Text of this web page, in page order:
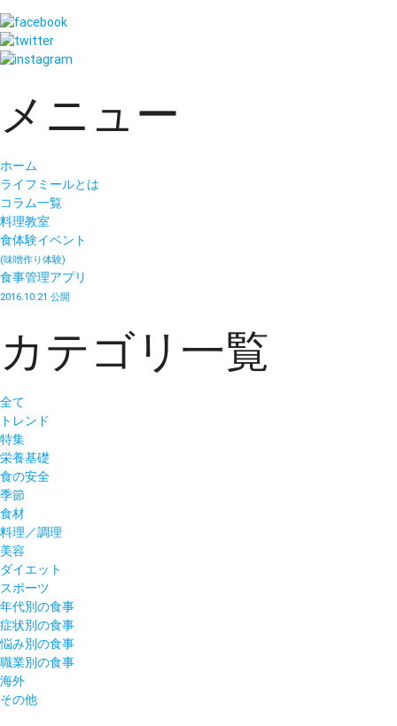
メニュー
ホーム
ライフミールとは
コラム一覧
料理教室
食体験イベント
(味噌作り体験)
食事管理アプリ
2016.10.21 公開
カテゴリ一覧
全て
トレンド
特集
栄養基礎
食の安全
季節
食材
料理／調理
美容
ダイエット
スポーツ
年代別の食事
症状別の食事
悩み別の食事
職業別の食事
海外
その他